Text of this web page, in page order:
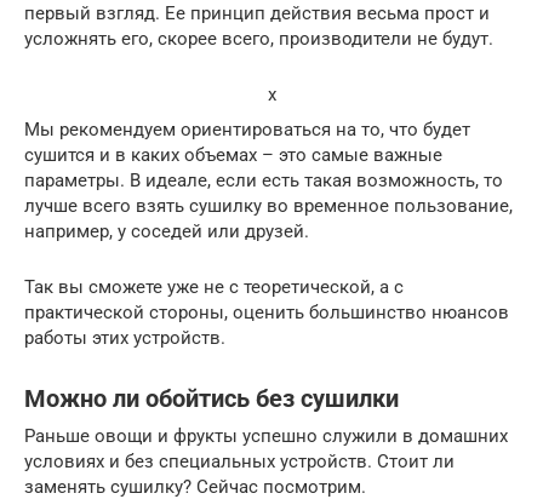
первый взгляд. Ее принцип действия весьма прост и
усложнять его, скорее всего, производители не будут.
x
Мы рекомендуем ориентироваться на то, что будет
сушится и в каких объемах – это самые важные
параметры. В идеале, если есть такая возможность, то
лучше всего взять сушилку во временное пользование,
например, у соседей или друзей.
Так вы сможете уже не с теоретической, а с
практической стороны, оценить большинство нюансов
работы этих устройств.
Можно ли обойтись без сушилки
Раньше овощи и фрукты успешно служили в домашних
условиях и без специальных устройств. Стоит ли
заменять сушилку? Сейчас посмотрим.